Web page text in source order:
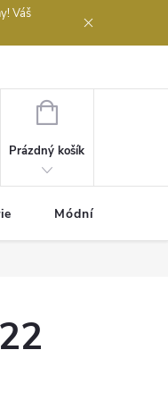
Váš
NÁKUPNÍ
Prázdný košík
Módní doplňky